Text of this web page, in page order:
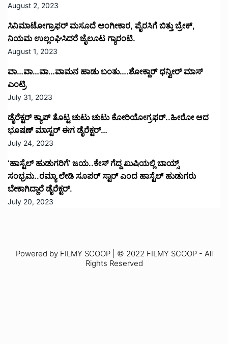
Powered by FILMY SCOOP | © 2022 FILMY SCOOP - All